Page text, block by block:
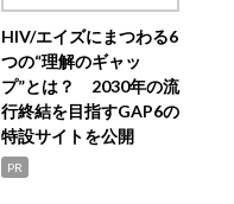
HIV/エイズにまつわる6
つの“理解のギャッ
プ”とは？ 2030年の流
行終結を目指すGAP6の
特設サイトを公開
PR